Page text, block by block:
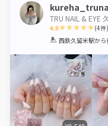
TRU NAIL & EYE
4.9
1 2 3 4 5
(4件)
西鉄久留米駅か